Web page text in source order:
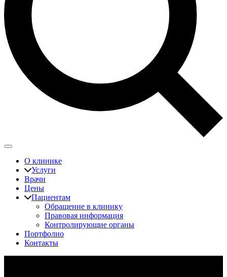
О клинике
Услуги
Врачи
Цены
Пациентам
Обращение в клинику
Правовая информация
Контролирующие органы
Портфолио
Контакты